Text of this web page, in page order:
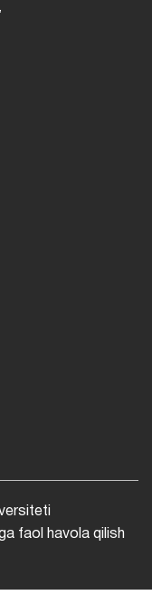
faol havola qilish